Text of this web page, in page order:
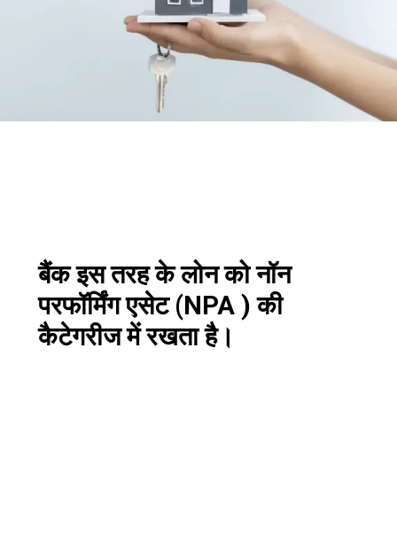
बैंक इस तरह के लोन को नॉन
परफॉर्मिंग एसेट (NPA ) की
कैटेगरीज में रखता है।